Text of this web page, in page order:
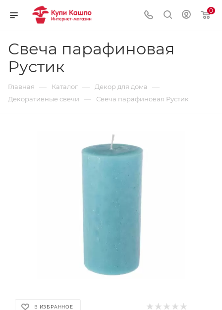
0
Свеча парафиновая
Рустик
Главная — Каталог — Декор для дома —
Декоративные свечи — Свеча парафиновая Рустик
В ИЗБРАННОЕ